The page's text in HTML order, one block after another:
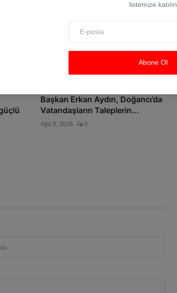
listemize katılın
Abone Ol
Başkan Erkan Aydın, Doğancı’da
Vatandaşların Taleplerin...
Ağu 5, 2026 0